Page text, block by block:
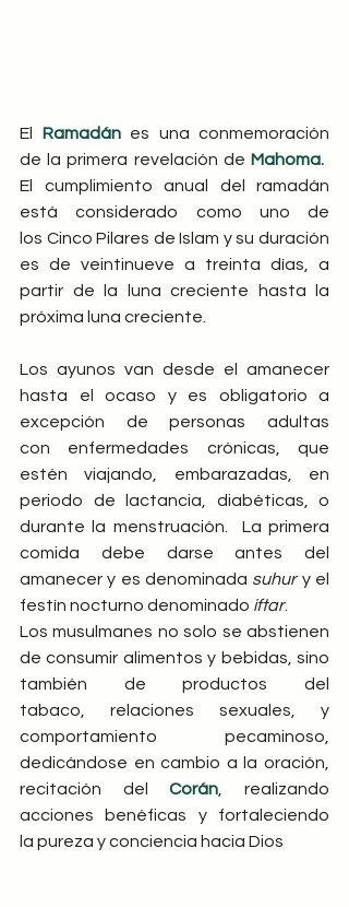
El Ramadán es una conmemoración
de la primera revelación de Mahoma. ​
El cumplimiento anual del ramadán
está considerado como uno de
los Cinco Pilares de Islam​ y su duración
es de veintinueve a treinta días, a
partir de la luna creciente hasta la
próxima luna creciente. ​
Los ayunos van desde el amanecer
hasta el ocaso y es obligatorio a
excepción de personas adultas
con enfermedades crónicas, que
estén viajando, embarazadas, en
periodo de lactancia, diabéticas, o
durante la menstruación. ​ La primera
comida debe darse antes del
amanecer y es denominada suhur y el
festín nocturno denominado iftar.​
​Los musulmanes no solo se abstienen
de consumir alimentos y bebidas, sino
también de productos del
tabaco, relaciones sexuales, y
comportamiento pecaminoso,
dedicándose en cambio a la oración,
recitación del Corán , realizando
acciones benéficas y fortaleciendo
la pureza y conciencia hacia Dios